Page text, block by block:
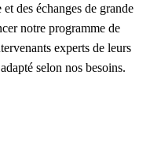
des échanges de grande
notre programme de
experts de leurs
selon nos besoins.